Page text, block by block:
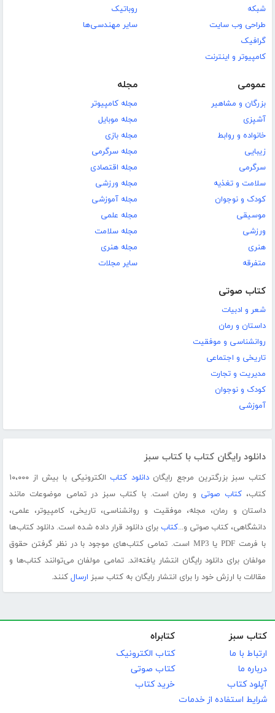
شبکه
طراحی وب سایت
گرافیک
کامپیوتر و اینترنت
روباتیک
سایر مهندسی‌ها
عمومی
بزرگان و مشاهیر
آشپزی
خانواده و روابط
زیبایی
سرگرمی
سلامت و تغذیه
کودک و نوجوان
موسیقی
ورزشی
هنری
متفرقه
مجله
مجله کامپیوتر
مجله موبایل
مجله بازی
مجله سرگرمی
مجله اقتصادی
مجله ورزشی
مجله آموزشی
مجله علمی
مجله سلامت
مجله هنری
سایر مجلات
کتاب صوتی
شعر و ادبیات
داستان و رمان
روانشناسی و موفقیت
تاریخی و اجتماعی
مدیریت و تجارت
کودک و نوجوان
آموزشی
دانلود رایگان کتاب با کتاب سبز
کتاب سبز بزرگترین مرجع رایگاندانلود کتاب
الکترونیکی با بیش از ۱۰،۰۰۰
کتاب،کتاب صوتی و رمان است. با کتاب سبز در تمامی موضوعات مانند
داستان و رمان، مجله، موفقیت و روانشناسی، تاریخی، کامپیوتر، علمی،
دانشگاهی، کتاب صوتی و...کتاب برای دانلود قرار داده شده است. دانلود کتاب‌ها
با فرمت PDF یا MP3 است. تمامی کتاب‌های موجود با در نظر گرفتن حقوق
مولفان برای دانلود رایگان انتشار یافته‌اند. تمامی مولفان می‌توانند کتاب‌ها و
مقالات با ارزش خود را برای انتشار رایگان به کتاب سبز ارسال کنند.
کتاب سبز
ارتباط با ما
درباره ما
آپلود کتاب
شرایط استفاده از خدمات
کتابراه
کتاب الکترونیک
کتاب صوتی
خرید کتاب